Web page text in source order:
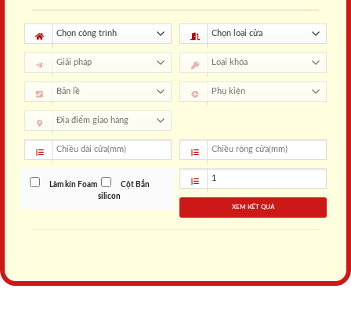
Làm kín Foam
Cột Bắn
silicon
XEM KẾT QUẢ